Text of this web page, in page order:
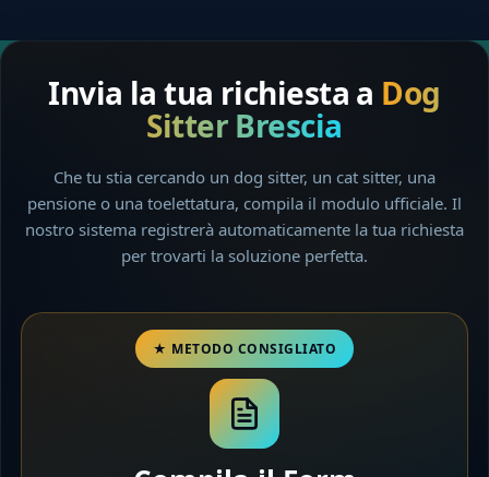
Invia la tua richiesta a Dog
Sitter Brescia
Che tu stia cercando un dog sitter, un cat sitter, una
pensione o una toelettatura, compila il modulo ufficiale. Il
nostro sistema registrerà automaticamente la tua richiesta
per trovarti la soluzione perfetta.